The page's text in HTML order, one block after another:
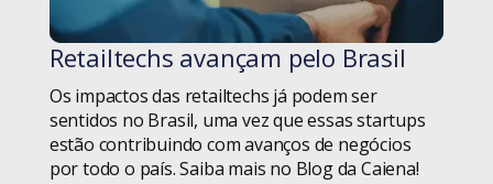
Tecnologia
Terceiro setor
TRANSformar
Transportes
#blog
Retailtechs avançam pelo Brasil
Os impactos das retailtechs já podem ser
sentidos no Brasil, uma vez que essas startups
estão contribuindo com avanços de negócios
por todo o país. Saiba mais no Blog da Caiena!